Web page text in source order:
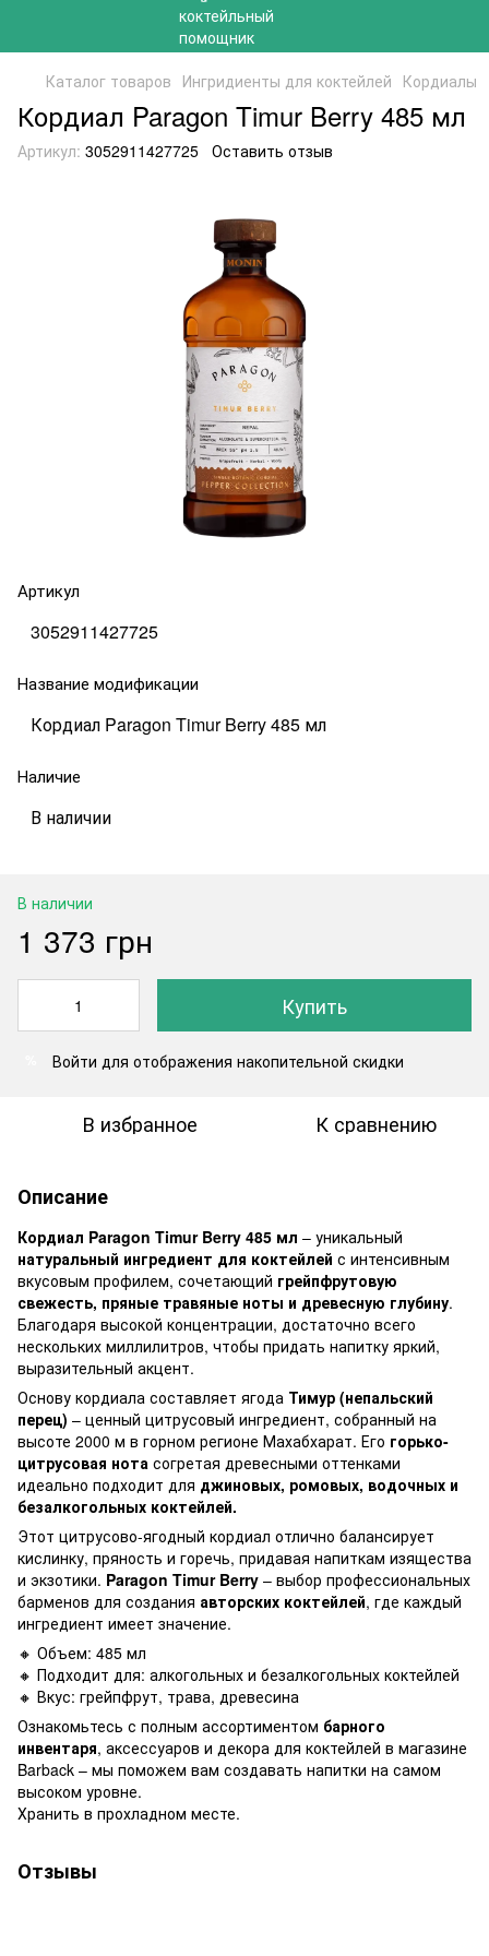
Каталог товаров Ингридиенты для коктейлей Кордиалы
Кордиал Paragon Timur Berry 485 мл
Артикул: 3052911427725 Оставить отзыв
Артикул
3052911427725
Название модификации
Кордиал Paragon Timur Berry 485 мл
Наличие
В наличии
В наличии
1 373 грн
Купить
Войти для отображения накопительной скидки
В избранное К сравнению
Описание
Кордиал Paragon Timur Berry 485 мл – уникальный
натуральный ингредиент для коктейлей с интенсивным
вкусовым профилем, сочетающий грейпфрутовую
свежесть, пряные травяные ноты и древесную глубину.
Благодаря высокой концентрации, достаточно всего
нескольких миллилитров, чтобы придать напитку яркий,
выразительный акцент.
Основу кордиала составляет ягода Тимур (непальский
перец) – ценный цитрусовый ингредиент, собранный на
высоте 2000 м в горном регионе Махабхарат. Его горько-
цитрусовая нота согретая древесными оттенками
идеально подходит для джиновых, ромовых, водочных и
безалкогольных коктейлей.
Этот цитрусово-ягодный кордиал отлично балансирует
кислинку, пряность и горечь, придавая напиткам изящества
и экзотики. Paragon Timur Berry – выбор профессиональных
барменов для создания авторских коктейлей, где каждый
ингредиент имеет значение.
🔸 Объем: 485 мл
🔸 Подходит для: алкогольных и безалкогольных коктейлей
🔸 Вкус: грейпфрут, трава, древесина
Ознакомьтесь с полным ассортиментом барного
инвентаря, аксессуаров и декора для коктейлей в магазине
Barback – мы поможем вам создавать напитки на самом
высоком уровне.
Хранить в прохладном месте.
Отзывы